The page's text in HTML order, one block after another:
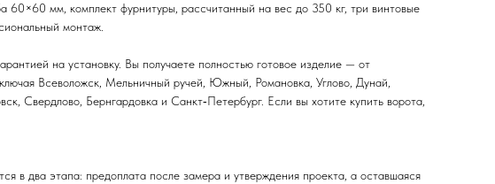
60×60 мм, комплект фурнитуры, рассчитанный на вес до 350 кг, три винтовые
монтаж.
на установку. Вы получаете полностью готовое изделие — от
Всеволожск, Мельничный ручей, Южный, Романовка, Углово, Дунай,
Свердлово, Бернгардовка и Санкт‑Петербург. Если вы хотите купить ворота,
в два этапа: предоплата после замера и утверждения проекта, а оставшаяся